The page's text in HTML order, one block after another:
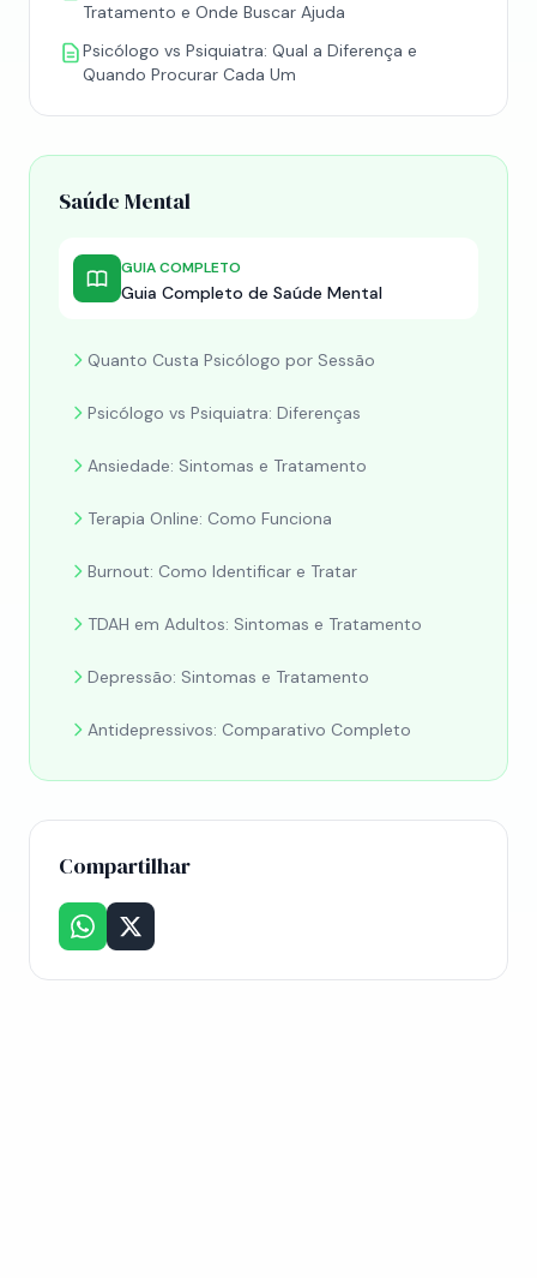
Tratamento e Onde Buscar Ajuda
Psicólogo vs Psiquiatra: Qual a Diferença e
Quando Procurar Cada Um
Saúde Mental
GUIA COMPLETO
Guia Completo de Saúde Mental
Quanto Custa Psicólogo por Sessão
Psicólogo vs Psiquiatra: Diferenças
Ansiedade: Sintomas e Tratamento
Terapia Online: Como Funciona
Burnout: Como Identificar e Tratar
TDAH em Adultos: Sintomas e Tratamento
Depressão: Sintomas e Tratamento
Antidepressivos: Comparativo Completo
Compartilhar